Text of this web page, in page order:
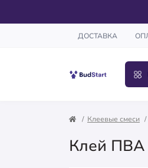
ДОСТАВКА
Клеевые смеси
Клей ПВА